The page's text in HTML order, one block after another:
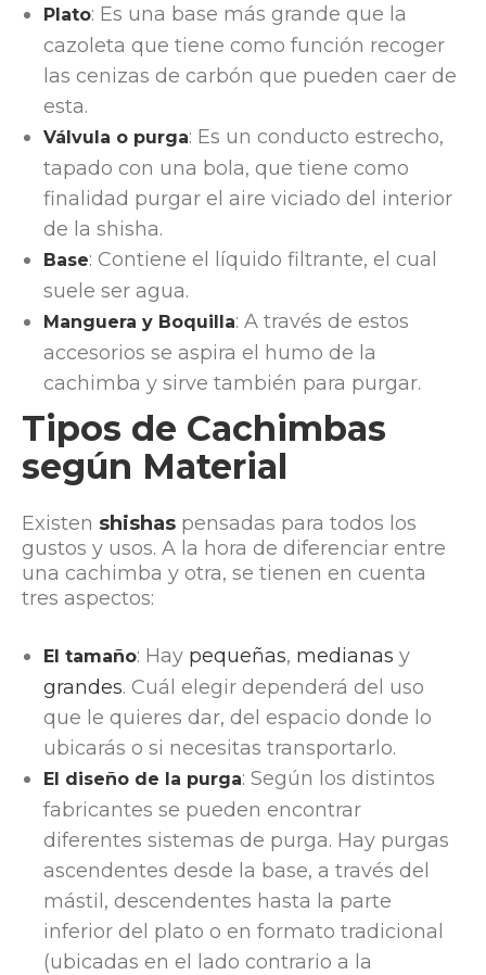
Plato: Es una base más grande que la
cazoleta que tiene como función recoger
las cenizas de carbón que pueden caer de
esta.
Válvula o purga: Es un conducto estrecho,
tapado con una bola, que tiene como
finalidad purgar el aire viciado del interior
de la shisha.
Base: Contiene el líquido filtrante, el cual
suele ser agua.
Manguera y Boquilla: A través de estos
accesorios se aspira el humo de la
cachimba y sirve también para purgar.
Tipos de Cachimbas
según Material
Existen shishas pensadas para todos los
gustos y usos. A la hora de diferenciar entre
una cachimba y otra, se tienen en cuenta
tres aspectos:
El tamaño: Hay pequeñas, medianas y
grandes. Cuál elegir dependerá del uso
que le quieres dar, del espacio donde lo
ubicarás o si necesitas transportarlo.
El diseño de la purga: Según los distintos
fabricantes se pueden encontrar
diferentes sistemas de purga. Hay purgas
ascendentes desde la base, a través del
mástil, descendentes hasta la parte
inferior del plato o en formato tradicional
(ubicadas en el lado contrario a la